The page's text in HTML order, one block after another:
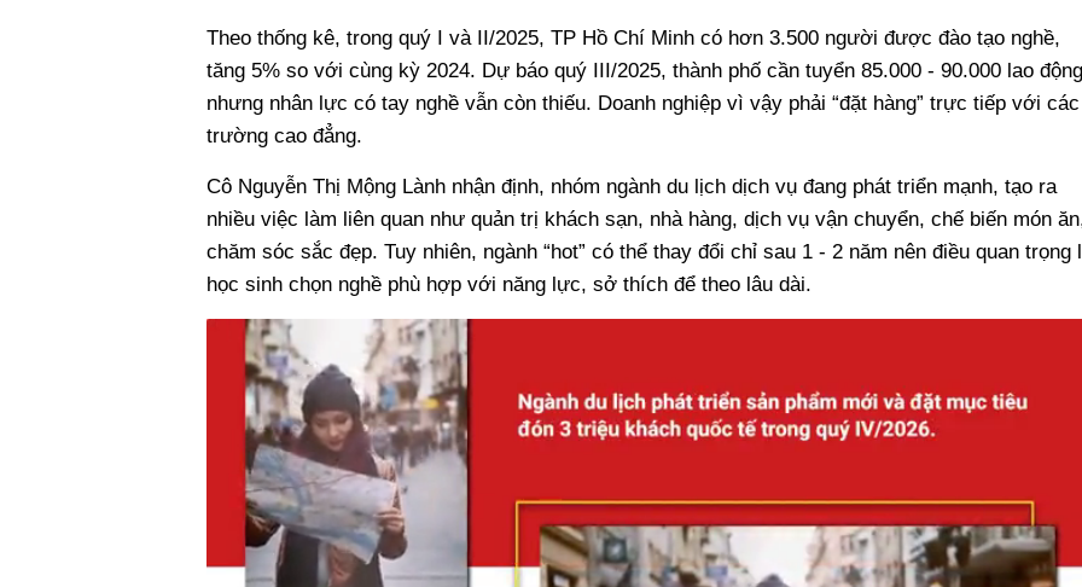
Theo thống kê, trong quý I và II/2025, TP Hồ Chí Minh có hơn 3.500 người được đào tạo nghề,
tăng 5% so với cùng kỳ 2024. Dự báo quý III/2025, thành phố cần tuyển 85.000 - 90.000 lao
nhưng nhân lực có tay nghề vẫn còn thiếu. Doanh nghiệp vì vậy phải “đặt hàng” trực tiếp với các
trường cao đẳng.
Cô Nguyễn Thị Mộng Lành nhận định, nhóm ngành du lịch dịch vụ đang phát triển mạnh, tạo ra
nhiều việc làm liên quan như quản trị khách sạn, nhà hàng, dịch vụ vận chuyển, chế biến món
chăm sóc sắc đẹp. Tuy nhiên, ngành “hot” có thể thay đổi chỉ sau 1 - 2 năm nên điều quan trọng
học sinh chọn nghề phù hợp với năng lực, sở thích để theo lâu dài.